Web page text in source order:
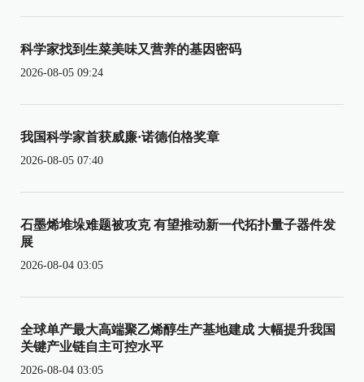
科学家找到生菜美味又营养的基因密码
2026-08-05 09:24
我国科学家首获威廉·诺德伯格奖章
2026-08-05 07:40
石墨烯堆垛难题被攻克 有望推动新一代拓扑量子器件发
展
2026-08-04 03:05
全球单产最大高端聚乙烯醇生产基地建成 大幅提升我国
关键产业链自主可控水平
2026-08-04 03:05